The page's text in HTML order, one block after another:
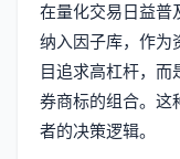
在量化交易日益普
纳入因子库，作为
目追求高杠杆，
券商标的组合。这
者的决策逻辑。